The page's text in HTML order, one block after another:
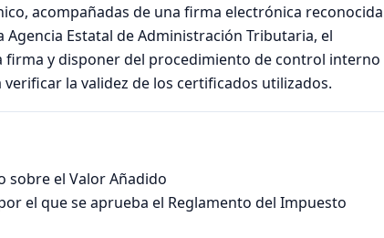
acompañadas de una firma electrónica reconocida
Estatal de Administración Tributaria, el
y disponer del procedimiento de control interno
la validez de los certificados utilizados.
sobre el Valor Añadido
el que se aprueba el Reglamento del Impuesto